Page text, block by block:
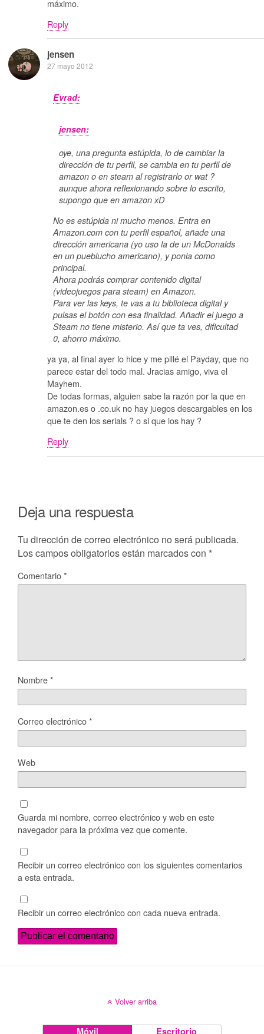
máximo.
Reply
jensen
27 mayo 2012
Evrad:
jensen:
oye, una pregunta estúpida, lo de cambiar la
dirección de tu perfil, se cambia en tu perfil de
amazon o en steam al registrarlo or wat ?
aunque ahora reflexionando sobre lo escrito,
supongo que en amazon xD
No es estúpida ni mucho menos. Entra en
Amazon.com con tu perfil español, añade una
dirección americana (yo uso la de un McDonalds
en un pueblucho americano), y ponla como
principal.
Ahora podrás comprar contenido digital
(videojuegos para steam) en Amazon.
Para ver las keys, te vas a tu biblioteca digital y
pulsas el botón con esa finalidad. Añadir el juego a
Steam no tiene misterio. Así que ta ves, dificultad
0, ahorro máximo.
ya ya, al final ayer lo hice y me pillé el Payday, que no
parece estar del todo mal. Jracias amigo, viva el
Mayhem.
De todas formas, alguien sabe la razón por la que en
amazon.es o .co.uk no hay juegos descargables en los
que te den los serials ? o si que los hay ?
Reply
Deja una respuesta
Tu dirección de correo electrónico no será publicada.
Los campos obligatorios están marcados con *
Comentario*
Nombre*
Correo electrónico*
Web
Guarda mi nombre, correo electrónico y web en este
navegador para la próxima vez que comente.
Recibir un correo electrónico con los siguientes comentarios
a esta entrada.
Recibir un correo electrónico con cada nueva entrada.
Volver arriba
Móvil Escritorio